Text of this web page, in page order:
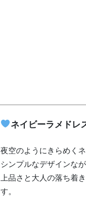
ネイビーラメドレ
夜空のようにきらめくネ
シンプルなデザインな
上品さと大人の落ち着
す。